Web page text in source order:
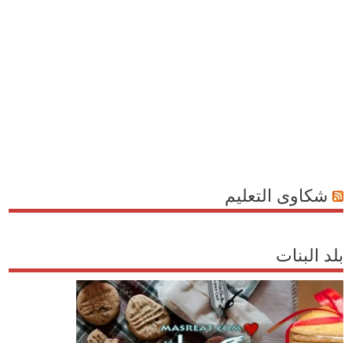
شكاوى التعليم
بلد البنات